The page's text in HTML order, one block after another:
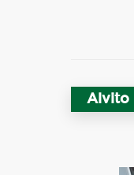
Alvito